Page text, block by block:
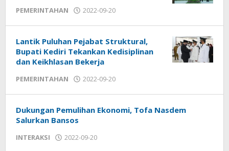
PEMERINTAHAN 2022-09-20
Lantik Puluhan Pejabat Struktural,
Bupati Kediri Tekankan Kedisiplinan
dan Keikhlasan Bekerja
PEMERINTAHAN 2022-09-20
Dukungan Pemulihan Ekonomi, Tofa Nasdem
Salurkan Bansos
INTERAKSI 2022-09-20